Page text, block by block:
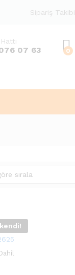
Sipariş Takibi
07 63 0
sırala